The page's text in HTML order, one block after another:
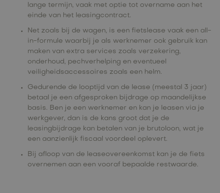
lange termijn, vaak met optie tot overname aan het
einde van het leasingcontract.
Net zoals bij de wagen, is een fietslease vaak een all-
in-formule waarbij je als werknemer ook gebruik kan
maken van extra services zoals verzekering,
onderhoud, pechverhelping en eventueel
veiligheidsaccessoires zoals een helm.
Gedurende de looptijd van de lease (meestal 3 jaar)
betaal je een afgesproken bijdrage op maandelijkse
basis. Ben je een werknemer en kan je leasen via je
werkgever, dan is de kans groot dat je de
leasingbijdrage kan betalen van je brutoloon, wat je
een aanzienlijk fiscaal voordeel oplevert.
Bij afloop van de leaseovereenkomst kan je de fiets
overnemen aan een vooraf bepaalde restwaarde.